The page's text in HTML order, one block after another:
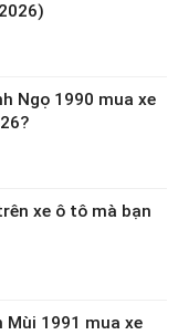
Ngọ 1990 mua xe
xe ô tô mà bạn
Mùi 1991 mua xe